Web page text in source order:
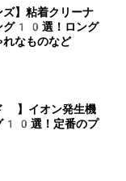
ズ】粘着クリーナ
グ10選！ロング
なものなど
】イオン発生機
10選！定番のプ